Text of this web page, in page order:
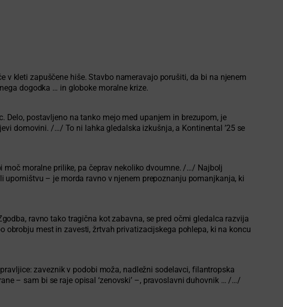
kleti zapuščene hiše. Stavbo nameravajo porušiti, da bi na njenem
dogodka … in globoke moralne krize.
postavljeno na tanko mejo med upanjem in brezupom, je
domovini. /…/ To ni lahka gledalska izkušnja, a Kontinental ’25 se
moč moralne prilike, pa čeprav nekoliko dvoumne. /…/ Najbolj
– je morda ravno v njenem prepoznanju pomanjkanja, ki
ravno tako tragična kot zabavna, se pred očmi gledalca razvija
mest in zavesti, žrtvah privatizacijskega pohlepa, ki na koncu
zaveznik v podobi moža, nadležni sodelavci, filantropska
– sam bi se raje opisal ‘zenovski’ –, pravoslavni duhovnik … /…/